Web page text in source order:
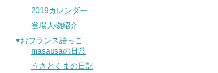
2019カレンダー
登場人物紹介
♥︎おフランス語っこ
masausaの日常
うさとくまの日記